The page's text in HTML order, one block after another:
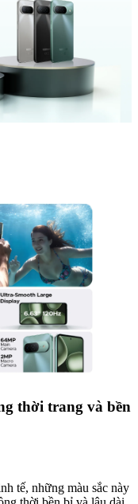
thời trang và bền
tế, những màu sắc này